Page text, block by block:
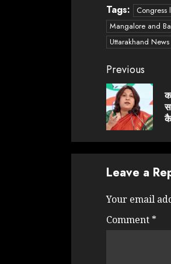
Tags: Congress
Mangalore and
Uttarakhand News
Continue
Reading
Previous
Leave a
Your email
Comment *